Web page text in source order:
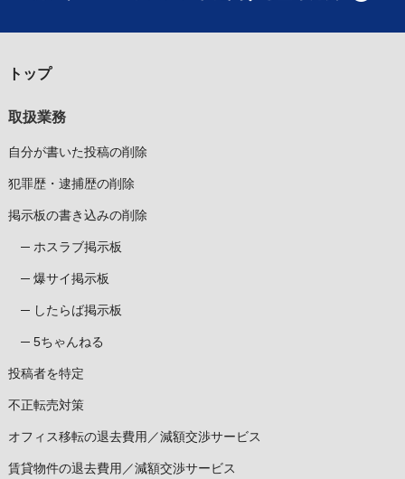
トップ
取扱業務
自分が書いた投稿の削除
犯罪歴・逮捕歴の削除
掲示板の書き込みの削除
ホスラブ掲示板
爆サイ掲示板
したらば掲示板
5ちゃんねる
投稿者を特定
不正転売対策
オフィス移転の退去費用／減額交渉サービス
賃貸物件の退去費用／減額交渉サービス